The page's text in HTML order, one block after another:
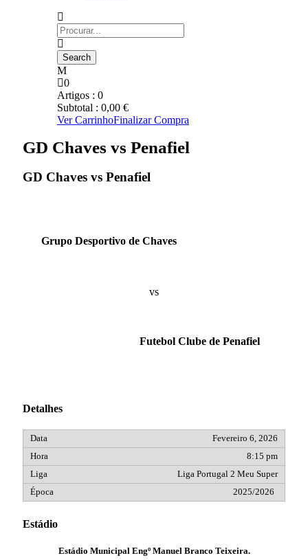
0
Artigos : 0
Subtotal : 0,00 €
Ver CarrinhoFinalizar Compra
GD Chaves vs Penafiel
GD Chaves vs Penafiel
Grupo Desportivo de Chaves
vs
Futebol Clube de Penafiel
Detalhes
Fevereiro 6, 2026
8:15 pm
Liga Portugal 2 Meu Super
2025/2026
Estádio
Estádio Municipal Engº Manuel Branco Teixeira.